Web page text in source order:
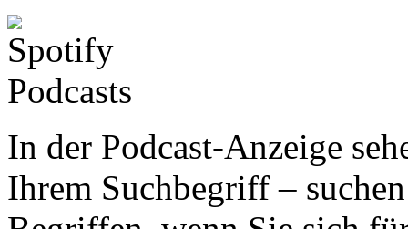
In der Podcast-Anzeige
Ihrem Suchbegriff –